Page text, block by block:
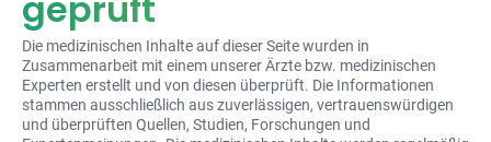
Die medizinischen Inhalte auf dieser Seite wurden in
Zusammenarbeit mit einem unserer Ärzte bzw. medizinischen
Experten erstellt und von diesen überprüft. Die Informationen
stammen ausschließlich aus zuverlässigen, vertrauenswürdigen
und überprüften Quellen, Studien, Forschungen und